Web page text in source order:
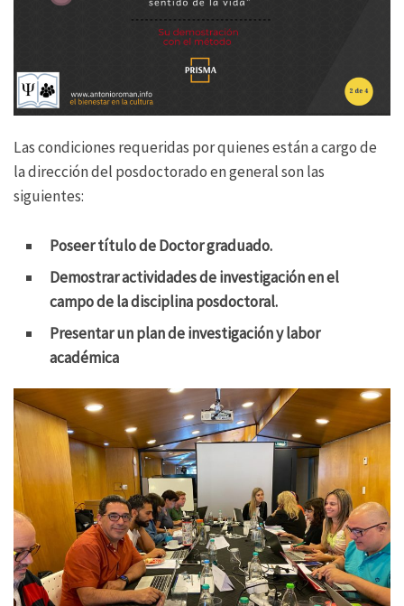
Las condiciones requeridas por quienes están a cargo de
la dirección del posdoctorado en general son las
siguientes:
Poseer título de Doctor graduado.
Demostrar actividades de investigación en el
campo de la disciplina posdoctoral.
Presentar un plan de investigación y labor
académica